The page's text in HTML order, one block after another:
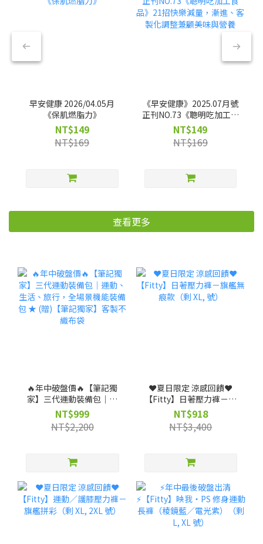
早安健康 2026/04.05月
《保肌燃脂力》
NT$149
NT$169
《早安健康》2025.07月號
正刊NO.73《聰明吃加工食
品》21招快樂減量，漸
進、客製化調整兼顧美味
與營養
NT$149
NT$169
查看更多
🔥年中破盤價🔥【筆記獨
家】三代運動裝備包｜運
動、生活、旅行，全場景
機能裝備包 ★ (贈)【筆記
獨家】客製不織布袋
NT$999
NT$2,200
❤️夏日限定 涼感回饋❤️
【Fitty】日著壓力褲－旗
艦無痕款（剩 XL, 號）
NT$918
NT$3,400